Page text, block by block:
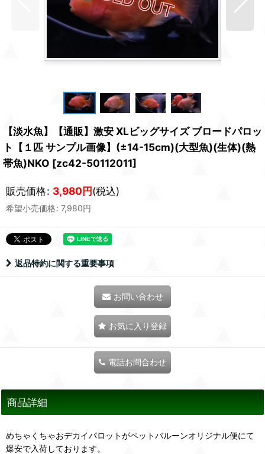
【淡水魚】【通販】激安 XLビッグサイズ ブロードパロッ
ト【１匹 サンプル画像】(±14-15cm)(大型魚)(生体)(熱
帯魚)NKO [zc42-50112011]
販売価格: 3,980円(税込)
希望小売価格: 7,980円
返品特約に関する重要事項
お問い合わせ
お気に入り登録
電話お問合わせ
商品詳細
めちゃくちゃおデカイパロットがペットバルーンオリジナル便にて
爆安で入荷しております。